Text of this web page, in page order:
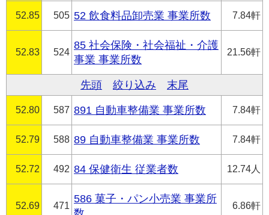
52.85 505 52 飲食料品卸売業 事業所数 7.84軒
52.83 524
85 社会保険・社会福祉・介護
事業 事業所数
21.56軒
先頭 絞り込み 末尾
52.80 587 891 自動車整備業 事業所数 7.84軒
52.79 588 89 自動車整備業 事業所数 7.84軒
52.72 492 84 保健衛生 従業者数 12.74人
52.69 471
586 菓子・パン小売業 事業所
6.86軒